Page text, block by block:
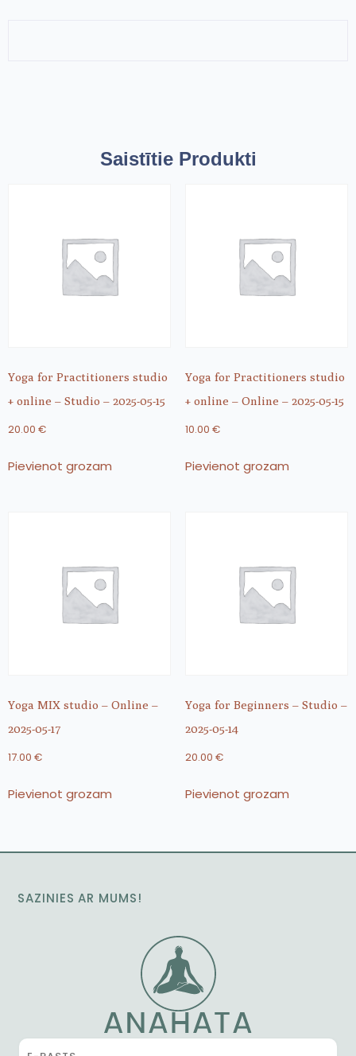
Saistītie Produkti
Yoga for Practitioners studio
+ online – Studio – 2025-05-15
20.00 €
Pievienot grozam
Yoga for Practitioners studio
+ online – Online – 2025-05-15
10.00 €
Pievienot grozam
Yoga MIX studio – Online –
2025-05-17
17.00 €
Pievienot grozam
Yoga for Beginners – Studio –
2025-05-14
20.00 €
Pievienot grozam
SAZINIES AR MUMS!